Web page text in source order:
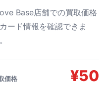
Base店舗での買取価格
ード情報を確認できま
価格 ¥50